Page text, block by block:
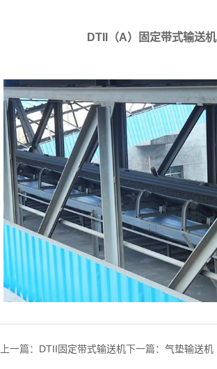
DTII（A）固定带式输送机
上一篇： DTII固定带式输送机下一篇： 气垫输送机